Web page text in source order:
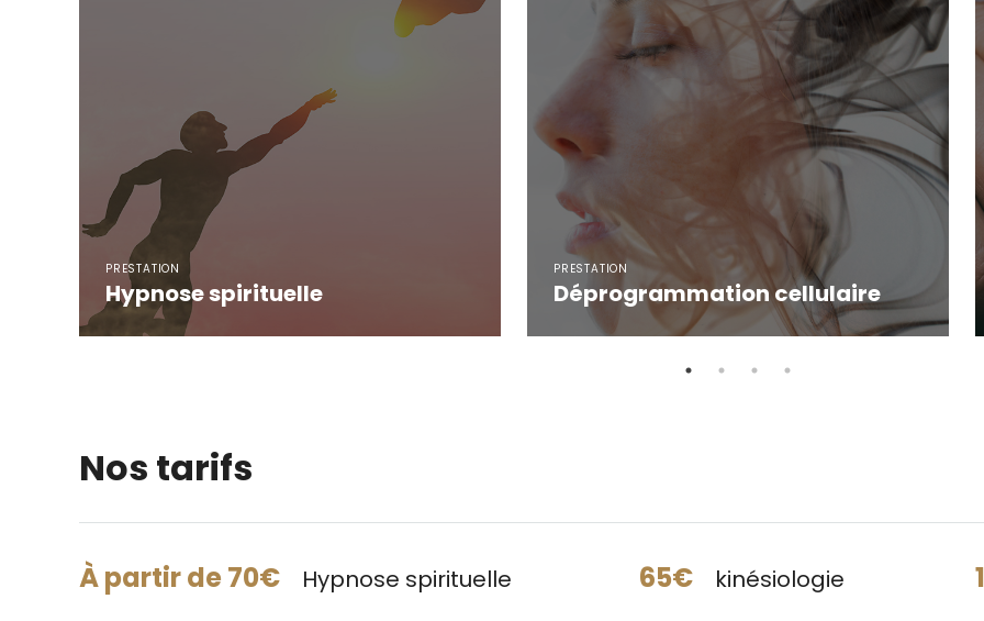
Hypnose spirituelle Déprogrammation cellulaire
Nos tarifs
À partir de 70€ Hypnose spirituelle 65€ kinésiologie